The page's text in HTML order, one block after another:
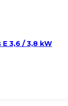
3,6 / 3,8 kW